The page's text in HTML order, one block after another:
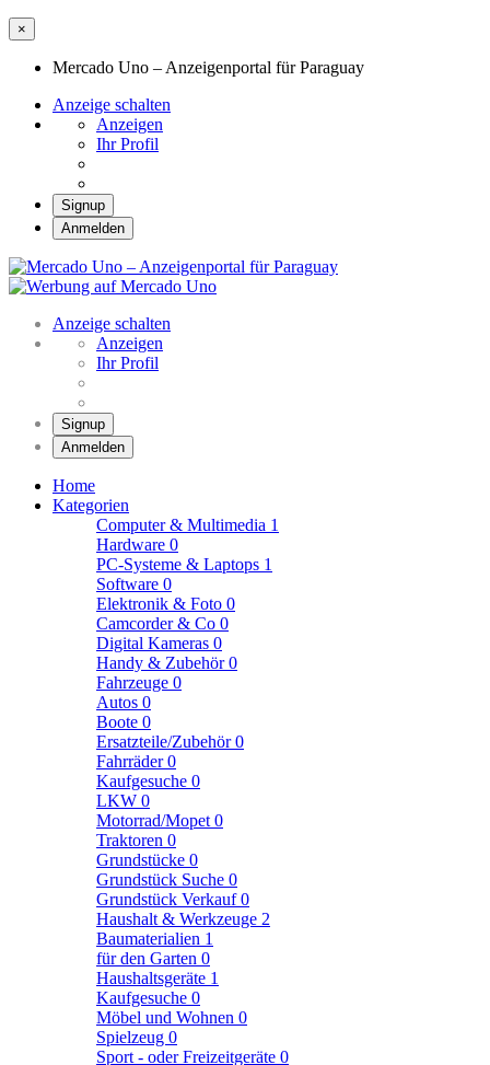
×
Mercado Uno – Anzeigenportal für Paraguay
Anzeige schalten
Anzeigen
Ihr Profil
Signup
Anmelden
Anzeige schalten
Anzeigen
Ihr Profil
Signup
Anmelden
Home
Kategorien
Computer & Multimedia 1
Hardware 0
PC-Systeme & Laptops 1
Software 0
Elektronik & Foto 0
Camcorder & Co 0
Digital Kameras 0
Handy & Zubehör0
Fahrzeuge 0
Autos 0
Boote 0
Ersatzteile/Zubehör0
Fahrräder0
Kaufgesuche 0
LKW 0
Motorrad/Mopet 0
Traktoren 0
Grundstücke 0
Grundstück Suche 0
Grundstück Verkauf0
Haushalt & Werkzeuge 2
Baumaterialien 1
für den Garten 0
Haushaltsgeräte 1
Kaufgesuche 0
Möbel und Wohnen 0
Spielzeug 0
Sport - oder Freizeitgeräte 0